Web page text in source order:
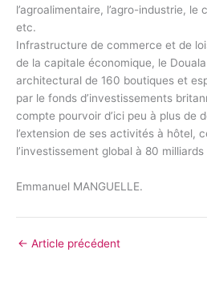
l’agroalimentaire, l’agro-industrie, le
etc.
Infrastructure de commerce et de
de la capitale économique, le
architectural de 160 boutiques et
par le fonds d’investissements
compte pourvoir d’ici peu à plus de
l’extension de ses activités à hôtel,
l’investissement global à 80 milliards
Emmanuel MANGUELLE.
← Article précédent